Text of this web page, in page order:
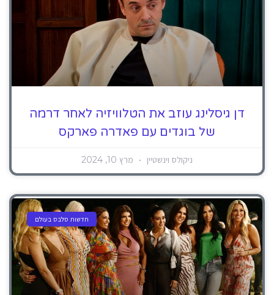
דן גיסלינג עוזב את הטלוויזיה לאחר דרמה
של בוגדים עם פאדרה פארקס
ניקולס וינשטיין מרץ 10, 2024
חדשות סלבס בעולם